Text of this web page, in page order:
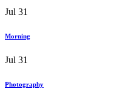
Jul 31
Morning
Jul 31
Photography